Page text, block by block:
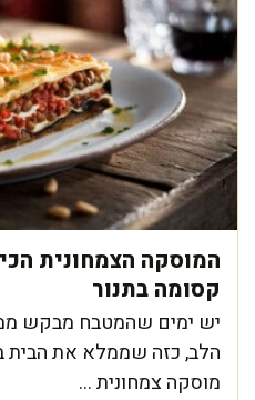
המוסקה הצמחונית
קסומה בתנור
יש ימים שהמטבח מבקש
הלב, כזה שממלא את
מוסקה צמחונית ...